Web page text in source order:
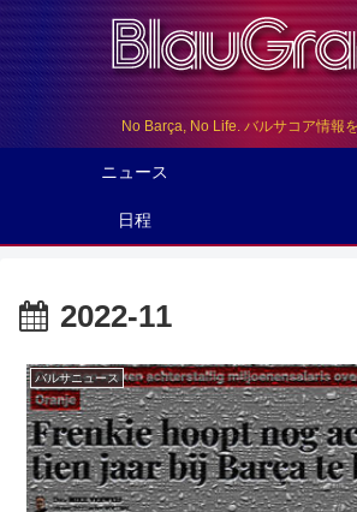
No Barça, No Life. バルサコア情報
ニュース
日程
2022-11
バルサニュース